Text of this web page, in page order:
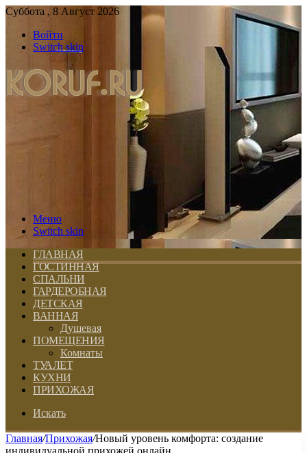
Суббота , 8 Август 2026
Войти
Switch skin
Меню
Switch skin
ГЛАВНАЯ
ГОСТИННАЯ
СПАЛЬНИ
ГАРДЕРОБНАЯ
ДЕТСКАЯ
ВАННАЯ
Душевая
ПОМЕЩЕНИЯ
Комнаты
ТУАЛЕТ
КУХНИ
ПРИХОЖАЯ
Искать
Главная/Прихожая/Новый уровень комфорта: создание
индивидуальной прихожей онлайн